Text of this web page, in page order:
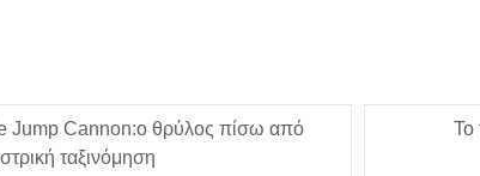
Jump Cannon:ο θρύλος πίσω από
ταξινόμηση
Το